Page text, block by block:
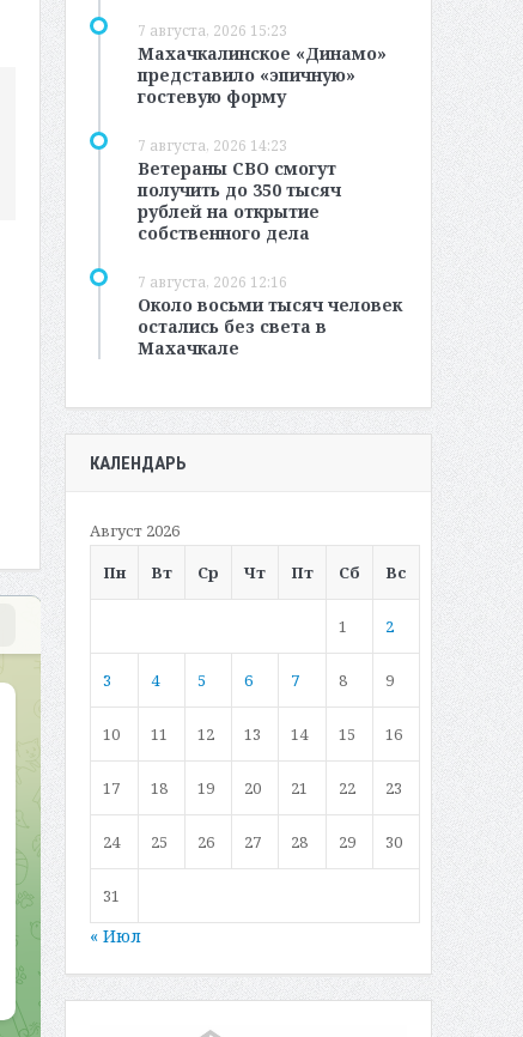
7 августа, 2026 15:23
Махачкалинское «Динамо»
представило «эпичную»
гостевую форму
7 августа, 2026 14:23
Ветераны СВО смогут
получить до 350 тысяч
рублей на открытие
собственного дела
7 августа, 2026 12:16
Около восьми тысяч человек
остались без света в
Махачкале
КАЛЕНДАРЬ
Август 2026
Пн
Вт Ср Чт Пт Сб Вс
1 2
3 4 5 6 7 8 9
10 11 12 13 14 15 16
17 18 19 20 21 22 23
24 25 26 27 28 29 30
31
« Июл